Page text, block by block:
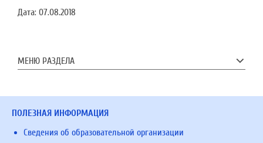
Дата: 07.08.2018
МЕНЮ РАЗДЕЛА
ПОЛЕЗНАЯ ИНФОРМАЦИЯ
Сведения об образовательной организации